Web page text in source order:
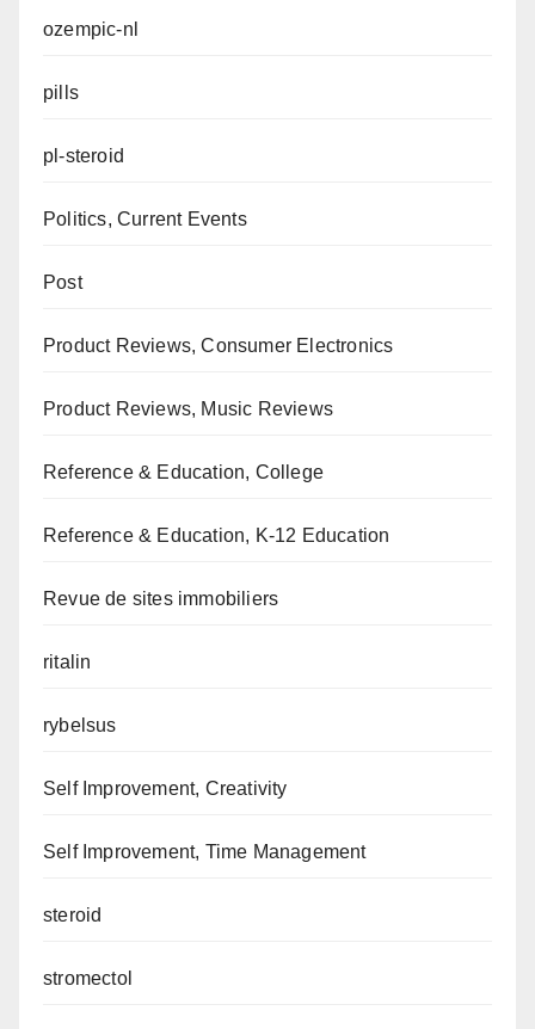
ozempic-nl
pills
pl-steroid
Politics, Current Events
Post
Product Reviews, Consumer Electronics
Product Reviews, Music Reviews
Reference & Education, College
Reference & Education, K-12 Education
Revue de sites immobiliers
ritalin
rybelsus
Self Improvement, Creativity
Self Improvement, Time Management
steroid
stromectol